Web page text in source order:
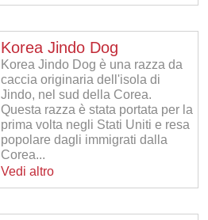
Korea Jindo Dog
Korea Jindo Dog è una razza da
caccia originaria dell'isola di
Jindo, nel sud della Corea.
Questa razza è stata portata per la
prima volta negli Stati Uniti e resa
popolare dagli immigrati dalla
Corea...
Vedi altro